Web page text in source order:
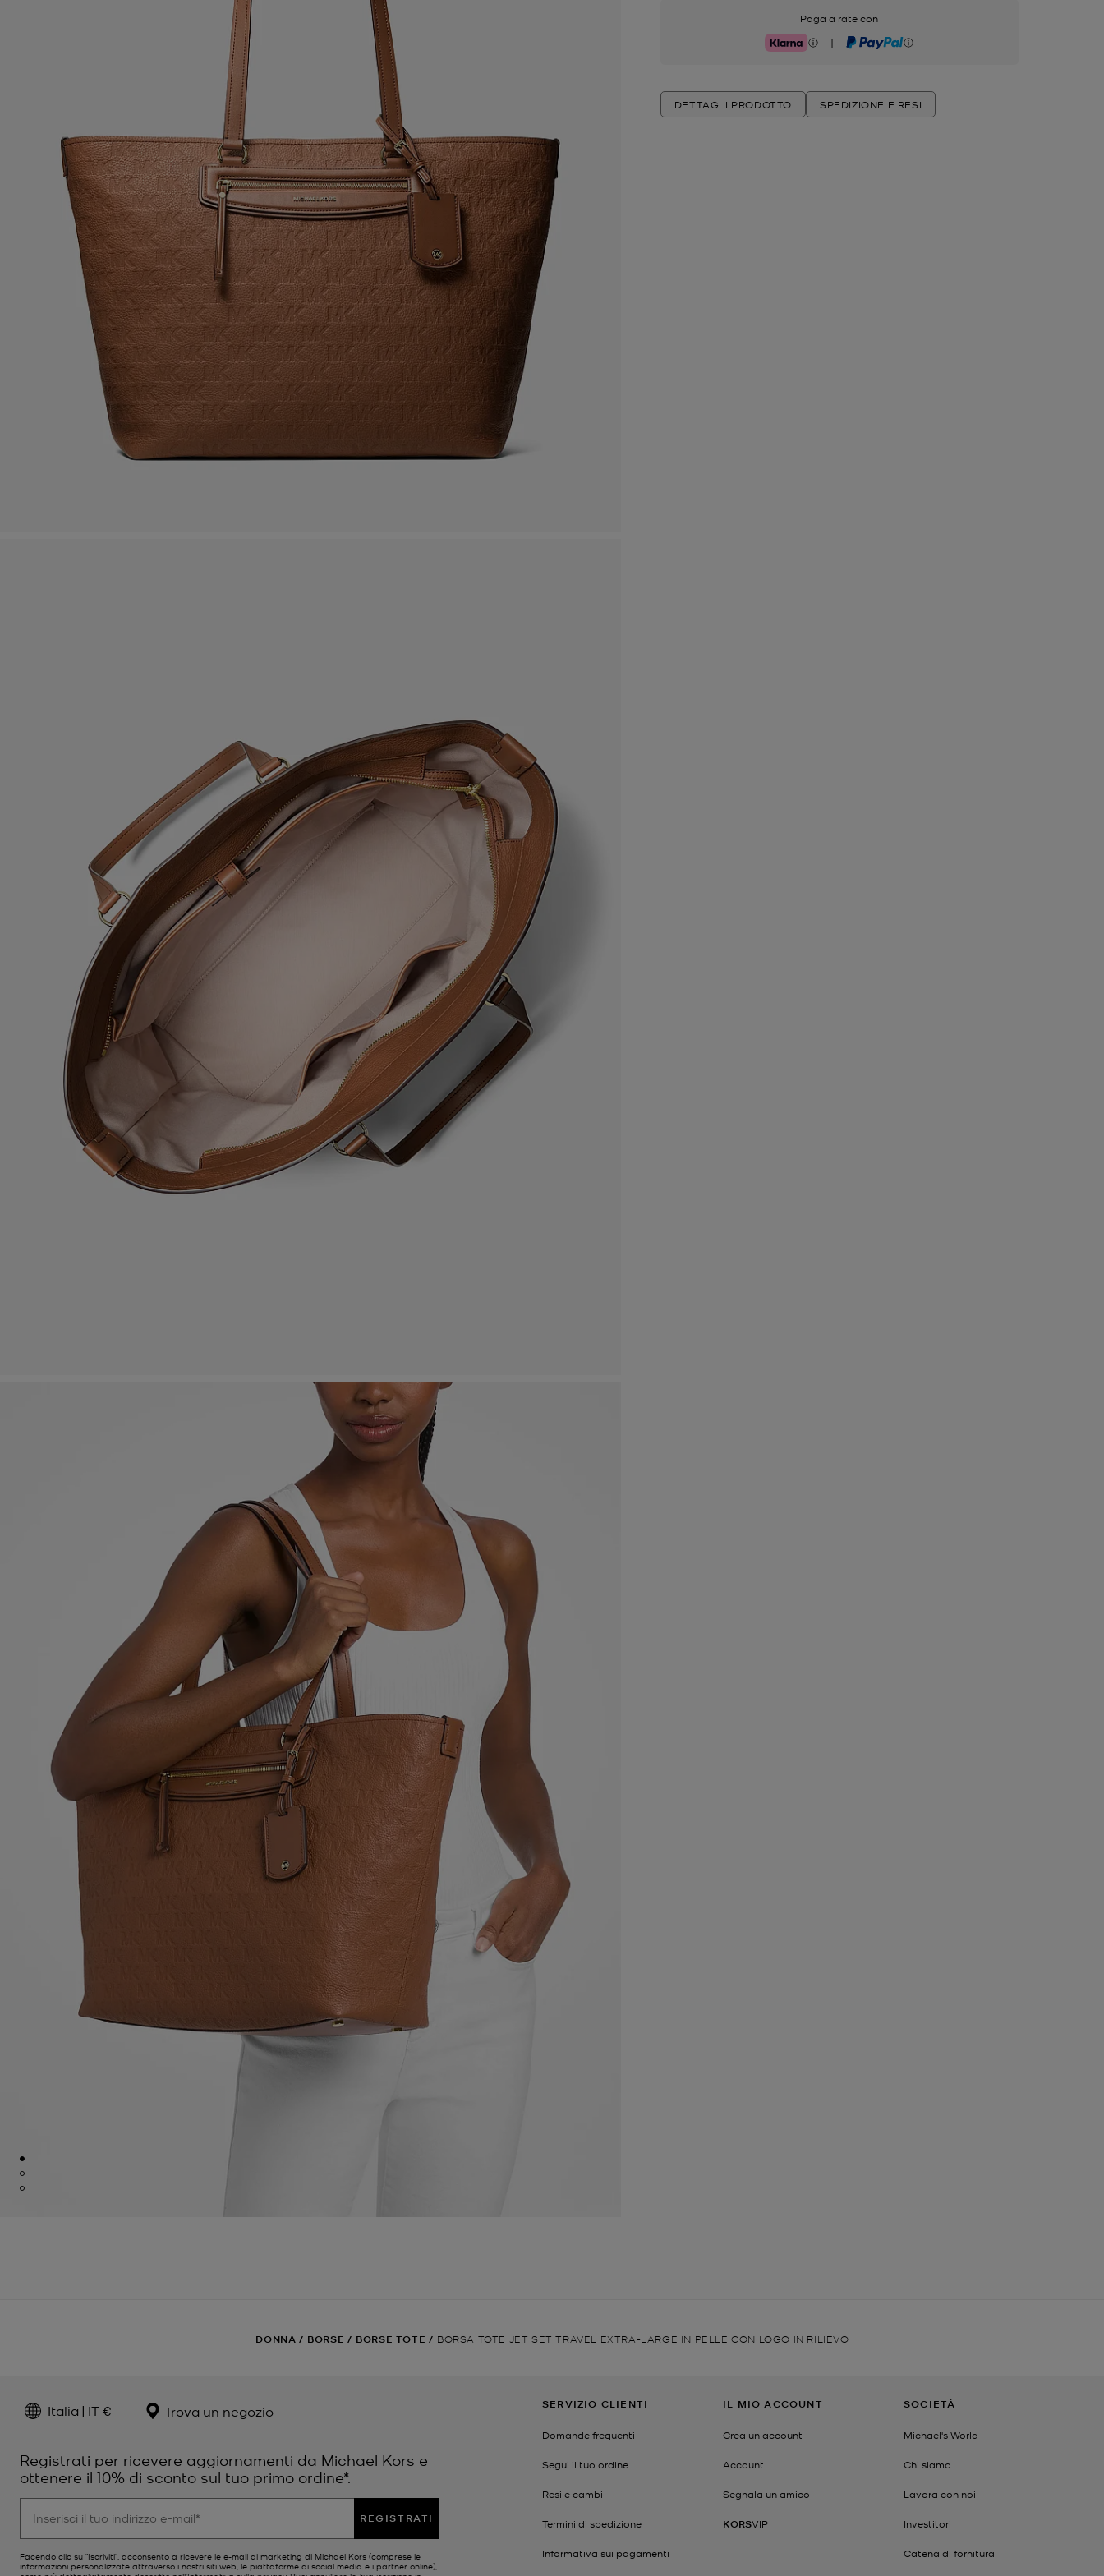
Paga a rate con
Klarna | PayPal
DETTAGLI PRODOTTO SPEDIZIONE E RESI
DONNA / BORSE / BORSE TOTE / BORSA TOTE JET SET TRAVEL EXTRA-LARGE IN PELLE CON LOGO IN RILIEVO
Italia | IT € Trova un negozio
Registrati per ricevere aggiornamenti da Michael Kors e
ottenere il 10% di sconto sul tuo primo ordine*.
REGISTRATI
Facendo clic su "Iscriviti", acconsento a ricevere le e-mail di marketing di Michael Kors (comprese le
informazioni personalizzate attraverso i nostri siti web, le piattaforme di social media e i partner online),
SERVIZIO CLIENTI
Domande frequenti
Segui il tuo ordine
Resi e cambi
Termini di spedizione
Informativa sui pagamenti
IL MIO ACCOUNT
Crea un account
Account
Segnala un amico
KORSVIP
SOCIETÀ
Michael's World
Chi siamo
Lavora con noi
Investitori
Catena di fornitura